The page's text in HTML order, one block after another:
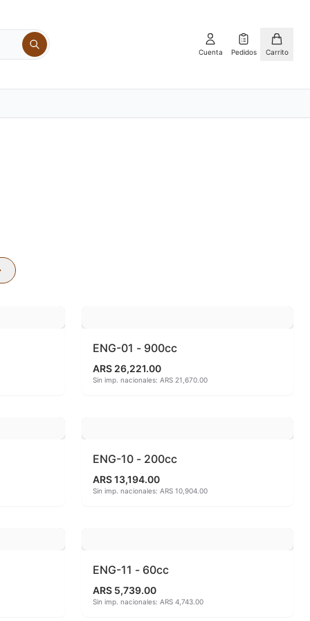
Cuenta Pedidos Carrito
ENG-01 - 900cc
ARS 26,221.00
Sin imp. nacionales: ARS 21,670.00
ENG-10 - 200cc
ARS 13,194.00
Sin imp. nacionales: ARS 10,904.00
ENG-11 - 60cc
ARS 5,739.00
Sin imp. nacionales: ARS 4,743.00